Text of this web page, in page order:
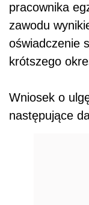
pracownika
zawodu
oświadczenie
krótszego
Wniosek o
następujące